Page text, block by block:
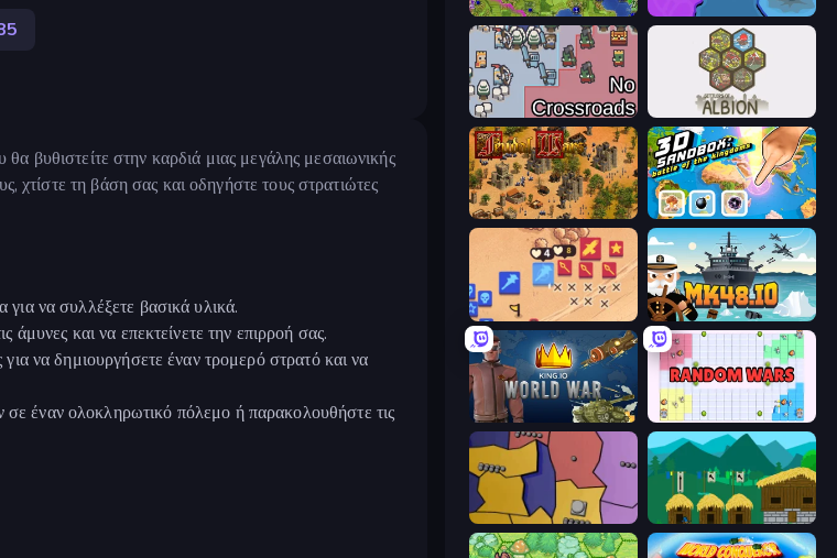
βυθιστείτε στην καρδιά μιας μεγάλης μεσαιωνικής
τη βάση σας και οδηγήστε τους στρατιώτες
να συλλέξετε βασικά υλικά.
και να επεκτείνετε την επιρροή σας.
να δημιουργήσετε έναν τρομερό στρατό και να
έναν ολοκληρωτικό πόλεμο ή παρακολουθήστε τις
Hex Empire FrontWars.io
No Crossroads Settlers of Albion
Feudal Wars 3D Sandbox: Battle of the Kingdoms
Mk48.io
King.io World War Random Wars
Compact Conflict A Castle for Trolls